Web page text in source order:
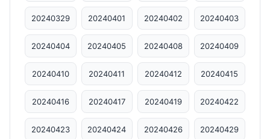
20240329 20240401 20240402 20240403
20240404 20240405 20240408 20240409
20240410 20240411 20240412 20240415
20240416 20240417 20240419 20240422
20240423 20240424 20240426 20240429